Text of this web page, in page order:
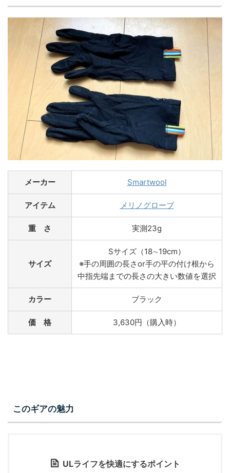
メーカー Smartwool
アイテム メリノグローブ
重 さ 実測23g
サイズ
Sサイズ（18∼19cm）
※手の周囲の長さor手の平の付け根から
中指先端までの長さの大きい数値を選択
カラー ブラック
価 格 3,630円（購入時）
このギアの魅力
ULライフを快適にするポイント